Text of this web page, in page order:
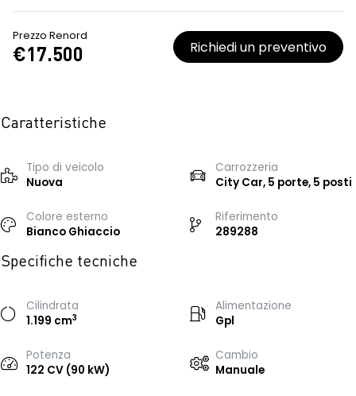
Prezzo Renord
€17.500 Richiedi un preventivo
Caratteristiche
Tipo di veicolo
Nuova
Carrozzeria
City Car, 5 porte, 5 posti
Colore esterno
Bianco Ghiaccio
Riferimento
289288
Specifiche tecniche
Cilindrata
1.199 cm3
Alimentazione
Gpl
Potenza
122 CV (90 kW)
Cambio
Manuale